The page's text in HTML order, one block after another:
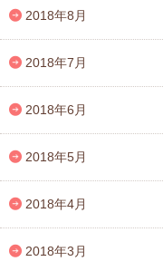
2018年8月
2018年7月
2018年6月
2018年5月
2018年4月
2018年3月